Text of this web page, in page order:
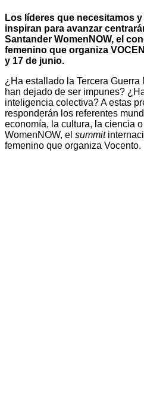
Los líderes que necesitamos
inspiran para avanzar
Santander WomenNOW, el
femenino que organiza
y 17 de junio.
¿Ha estallado la Tercera
han dejado de ser impunes?
inteligencia colectiva? A estas
responderán los referentes
economía, la cultura, la ciencia
WomenNOW, el summit
femenino que organiza Vocento.